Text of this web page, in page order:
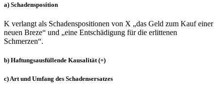
a) Schadensposition
K verlangt als Schadenspositionen von X „das Geld zum Kauf einer
neuen Breze“ und „eine Entschädigung für die erlittenen
Schmerzen“.
b) Haftungsausfüllende Kausalität (+)
c) Art und Umfang des Schadensersatzes